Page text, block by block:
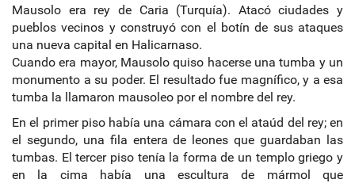
Mausolo era rey de Caria (Turquía). Atacó ciudades y
pueblos vecinos y construyó con el botín de sus ataques
una nueva capital en Halicarnaso.
Cuando era mayor, Mausolo quiso hacerse una tumba y un
monumento a su poder. El resultado fue magnífico, y a esa
tumba la llamaron mausoleo por el nombre del rey.
En el primer piso había una cámara con el ataúd del rey; en
el segundo, una fila entera de leones que guardaban las
tumbas. El tercer piso tenía la forma de un templo griego y
en la cima había una escultura de mármol que